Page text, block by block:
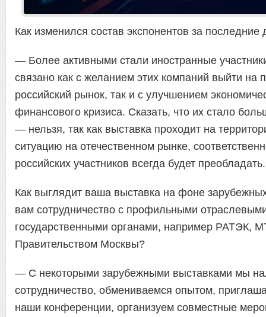
Как изменился состав экспонентов за последние
— Более активными стали иностранные
связано как с желанием этих компаний выйти на
российский рынок, так и с улучшением
финансового кризиса. Сказать, что их стало
— нельзя, так как выставка проходит на
ситуацию на отечественном рынке,
российских участников всегда будет преобладать.
Как выглядит ваша выставка на фоне
вам сотрудничество с профильными
государственными органами, например РАТЭК,
Правительством Москвы?
— С некоторыми зарубежными выставками мы
сотрудничество, обмениваемся опытом,
наши конференции, организуем совместные